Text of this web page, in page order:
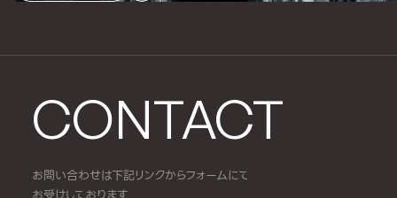
CONTACT
お問い合わせは下記リンクからフォームにて